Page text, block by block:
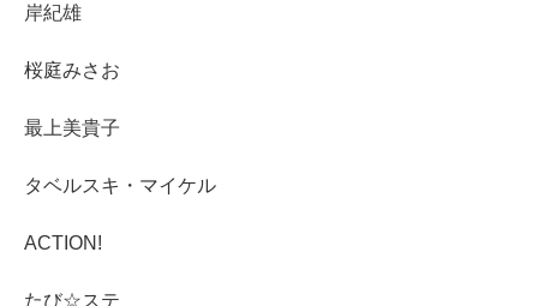
岸紀雄
桜庭みさお
最上美貴子
タベルスキ・マイケル
ACTION!
たび☆ステ